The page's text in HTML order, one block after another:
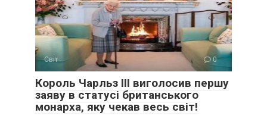
Світ 0
Король Чарльз ІІІ виголосив першу
заяву в статусі британського
монарха, яку чекав весь світ!